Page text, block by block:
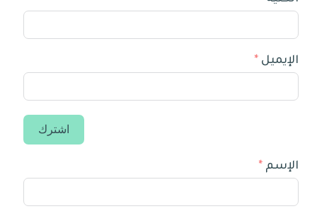
الإيميل
اشترك
الإسم